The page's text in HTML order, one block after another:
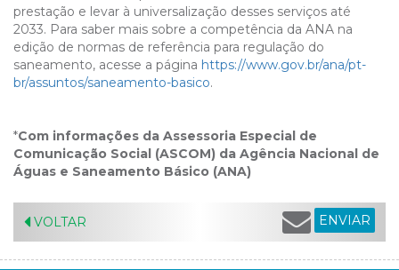
prestação e levar à universalização desses serviços até
2033. Para saber mais sobre a competência da ANA na
edição de normas de referência para regulação do
saneamento, acesse a página https://www.gov.br/ana/pt-
br/assuntos/saneamento-basico.
*Com informações da Assessoria Especial de
Comunicação Social (ASCOM) da Agência Nacional de
Águas e Saneamento Básico (ANA)
VOLTAR ENVIAR